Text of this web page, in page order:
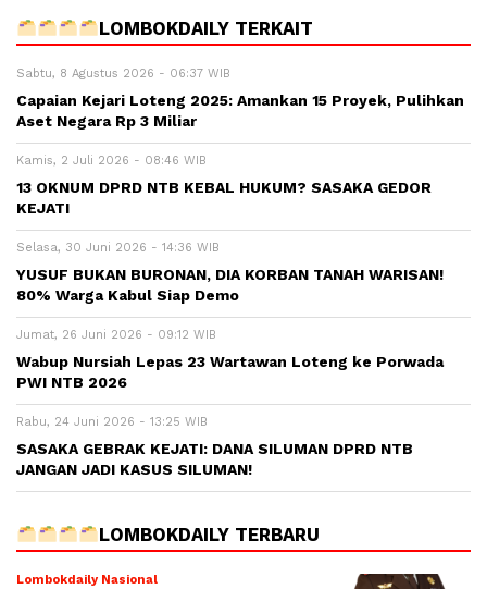
LOMBOKDAILY TERKAIT
Sabtu, 8 Agustus 2026 - 06:37 WIB
Capaian Kejari Loteng 2025: Amankan 15 Proyek, Pulihkan
Aset Negara Rp 3 Miliar
Kamis, 2 Juli 2026 - 08:46 WIB
13 OKNUM DPRD NTB KEBAL HUKUM? SASAKA GEDOR
KEJATI
Selasa, 30 Juni 2026 - 14:36 WIB
YUSUF BUKAN BURONAN, DIA KORBAN TANAH WARISAN!
80% Warga Kabul Siap Demo
Jumat, 26 Juni 2026 - 09:12 WIB
Wabup Nursiah Lepas 23 Wartawan Loteng ke Porwada
PWI NTB 2026
Rabu, 24 Juni 2026 - 13:25 WIB
SASAKA GEBRAK KEJATI: DANA SILUMAN DPRD NTB
JANGAN JADI KASUS SILUMAN!
LOMBOKDAILY TERBARU
Lombokdaily Nasional